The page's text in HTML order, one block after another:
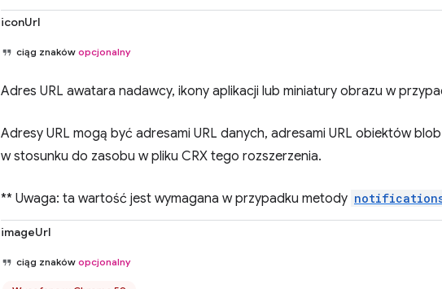
iconUrl
ciąg znaków opcjonalny
Adres URL awatara nadawcy, ikony aplikacji lub miniatury obrazu w
Adresy URL mogą być adresami URL danych, adresami URL obiektów
w stosunku do zasobu w pliku CRX tego rozszerzenia.
** Uwaga: ta wartość jest wymagana w przypadku metody
imageUrl
ciąg znaków opcjonalny